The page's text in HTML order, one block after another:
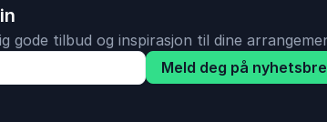
gode tilbud og inspirasjon til dine
Meld deg på